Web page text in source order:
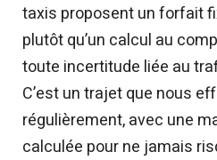
taxis proposent un forfait
plutôt qu’un calcul au
toute incertitude liée au
C’est un trajet que nous
régulièrement, avec une
calculée pour ne jamais